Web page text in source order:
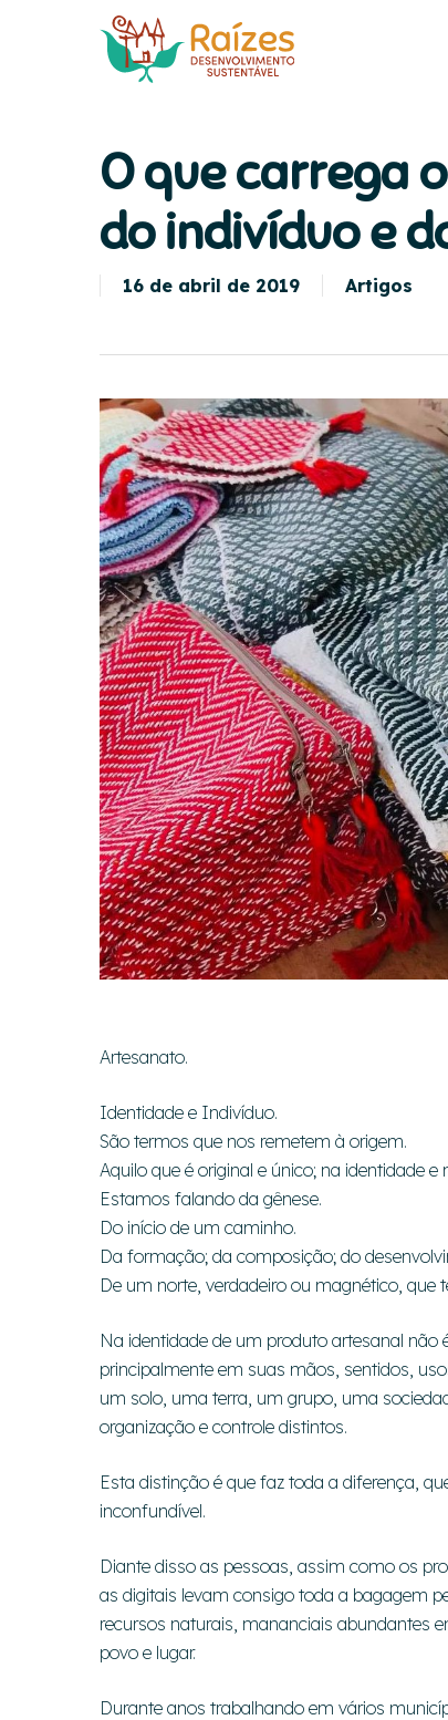
Hit enter to search or ESC to close
O que carrega
do indivíduo e
16 de abril de 2019 Artigos
Artesanato.
Identidade e Indivíduo.
São termos que nos remetem à origem.
Aquilo que é original e único; na identidade e
Estamos falando da gênese.
Do início de um caminho.
Da formação; da composição; do
De um norte, verdadeiro ou magnético, que
Na identidade de um produto artesanal não
principalmente em suas mãos, sentidos,
um solo, uma terra, um grupo, uma
organização e controle distintos.
Esta distinção é que faz toda a diferença,
inconfundível.
Diante disso as pessoas, assim como os
as digitais levam consigo toda a bagagem
recursos naturais, mananciais abundantes
povo e lugar.
Durante anos trabalhando em vários